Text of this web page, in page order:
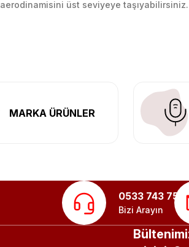
aerodinamisini üst seviyeye taşıyabilirsiniz.
Türkiye’nin her yerine güvenli kargo
MARKA ÜRÜNLER
0533 743 75
Bizi Arayın